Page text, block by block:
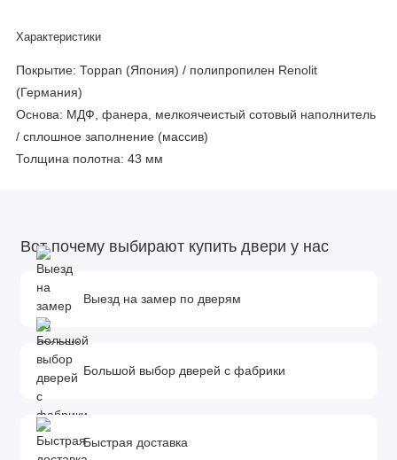
Характеристики
Покрытие: Toppan (Япония) / полипропилен Renolit
(Германия)
Основа: МДФ, фанера, мелкоячеистый сотовый наполнитель
/ сплошное заполнение (массив)
Толщина полотна: 43 мм
Вот почему выбирают купить двери у нас
Выезд на замер по дверям
Большой выбор дверей с фабрики
Быстрая доставка